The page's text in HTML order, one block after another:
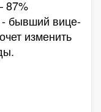
87%
бывший вице-
изменить